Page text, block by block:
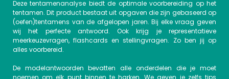
Deze tentamenanalyse biedt de optimale voorbereiding op het
tentamen. Dit product bestaat uit opgaven die zijn gebaseerd op
(oefen)tentamens van de afgelopen jaren. Bij elke vraag geven
wij het perfecte antwoord. Ook krijg je representatieve
meerkeuzevragen, flashcards en stellingvragen. Zo ben jij op
alles voorbereid.
De modelantwoorden bevatten alle onderdelen die je moet
noemen om elk punt binnen te harken. We geven je zelfs tips